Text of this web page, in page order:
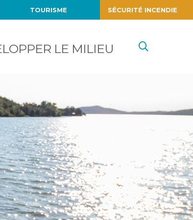
LE MILIEU
TOURISME SÉCURITÉ INCENDIE